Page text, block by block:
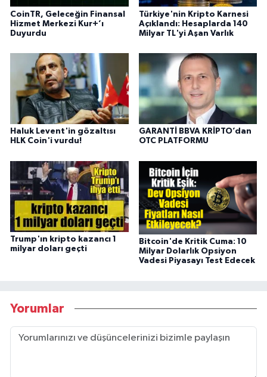
CoinTR, Geleceğin Finansal
Hizmet Merkezi Kur+’ı
Duyurdu
Türkiye'nin Kripto Karnesi
Açıklandı: Hesaplarda 140
Milyar TL'yi Aşan Varlık
Haluk Levent'in gözaltısı
HLK Coin'i vurdu!
GARANTİ BBVA KRİPTO’dan
OTC PLATFORMU
Trump'ın kripto kazancı 1
milyar doları geçti
Bitcoin'de Kritik Cuma: 10
Milyar Dolarlık Opsiyon
Vadesi Piyasayı Test Edecek
Yorumlar